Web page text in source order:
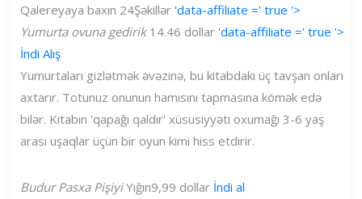
Qalereyaya baxın 24Şəkillər 'data-affiliate =' true '>
Yumurta ovuna gedirik14.46 dollar 'data-affiliate =' true '>
İndi Alış
Yumurtaları gizlətmək əvəzinə, bu kitabdakı üç tavşan onları
axtarır. Totunuz onunun hamısını tapmasına kömək edə
bilər. Kitabın 'qapağı qaldır' xüsusiyyəti oxumağı 3-6 yaş
arası uşaqlar üçün bir oyun kimi hiss etdirir.
Budur Pasxa Pişiyi Yığın9,99 dollar İndi al